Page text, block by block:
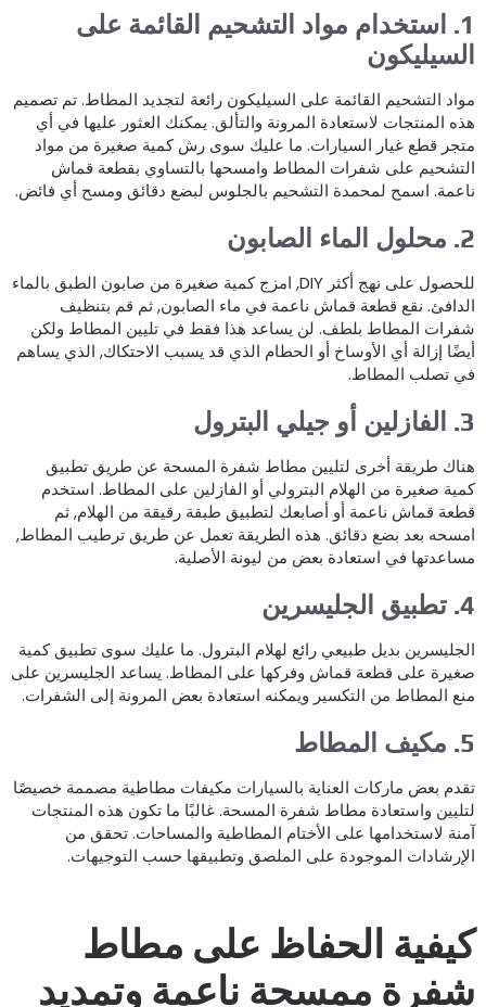
1. استخدام مواد التشحيم القائمة على
التشحيم القائمة على السيليكون رائعة لتجديد المطاط. تم تصميم
المنتجات لاستعادة المرونة والتألق. يمكنك العثور عليها في أي
قطع غيار السيارات. ما عليك سوى رش كمية صغيرة من مواد
على شفرات المطاط وامسحها بالتساوي بقطعة قماش
اسمح لمحمدة التشحيم بالجلوس لبضع دقائق ومسح أي فائض.
للحصول على نهج أكثر DIY, امزج كمية صغيرة من صابون الطبق بالماء
نقع قطعة قماش ناعمة في ماء الصابون, ثم قم بتنظيف
المطاط بلطف. لن يساعد هذا فقط في تليين المطاط ولكن
إزالة أي الأوساخ أو الحطام الذي قد يسبب الاحتكاك, الذي يساهم
تصلب المطاط.
طريقة أخرى لتليين مطاط شفرة المسحة عن طريق تطبيق
صغيرة من الهلام البترولي أو الفازلين على المطاط. استخدم
قماش ناعمة أو أصابعك لتطبيق طبقة رقيقة من الهلام, ثم
بعد بضع دقائق. هذه الطريقة تعمل عن طريق ترطيب المطاط,
في استعادة بعض من ليونة الأصلية.
بديل طبيعي رائع لهلام البترول. ما عليك سوى تطبيق كمية
على قطعة قماش وفركها على المطاط. يساعد الجليسرين على
المطاط من التكسير ويمكنه استعادة بعض المرونة إلى الشفرات.
بعض ماركات العناية بالسيارات مكيفات مطاطية مصممة خصيصًا
واستعادة مطاط شفرة المسحة. غالبًا ما تكون هذه المنتجات
لاستخدامها على الأختام المطاطية والمساحات. تحقق من
الموجودة على الملصق وتطبيقها حسب التوجيهات.
الحفاظ على مطاط
ممسحة ناعمة وتمديد